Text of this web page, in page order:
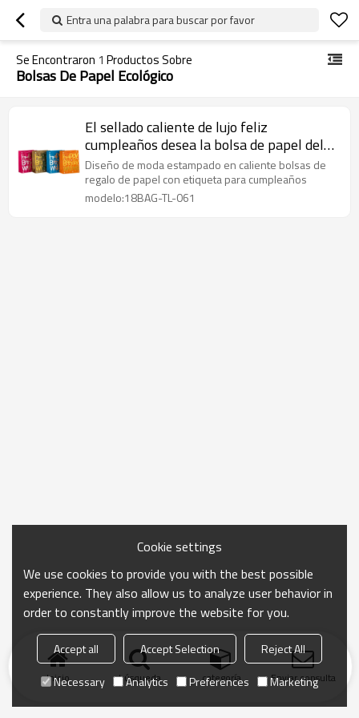
Entra una palabra para buscar por favor
Se Encontraron 1 Productos Sobre
Bolsas De Papel Ecológico
El sellado caliente de lujo feliz
cumpleaños desea la bolsa de papel del
regalo en el embalaje de la llave
Diseño de moda estampado en caliente bolsas de
regalo de papel con etiqueta para cumpleaños
modelo:18BAG-TL-061
Inicio búsqueda categoría Enviar consulta
Cookie settings
We use cookies to provide you with the best possible
experience. They also allow us to analyze user behavior in
order to constantly improve the website for you.
Accept all Accept Selection
Reject All
Necessary
Analytics Preferences Marketing